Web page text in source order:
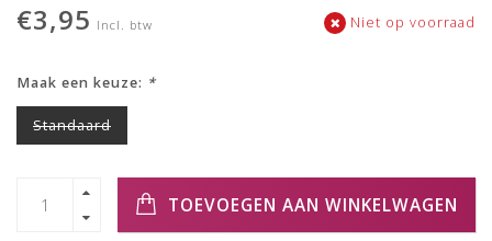
€3,95 Incl. btw Niet op voorraad
Maak een keuze: *
Standaard
TOEVOEGEN AAN WINKELWAGEN